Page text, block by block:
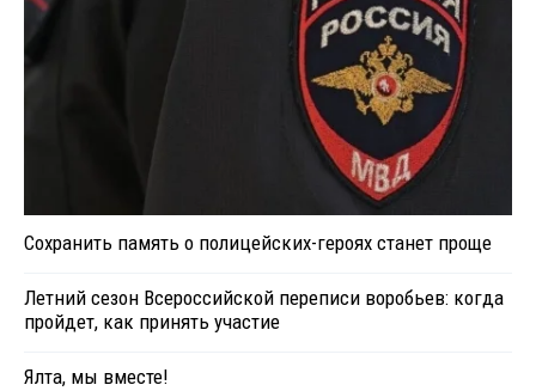
Сохранить память о полицейских-героях станет проще
Летний сезон Всероссийской переписи воробьев: когда
пройдет, как принять участие
Ялта, мы вместе!